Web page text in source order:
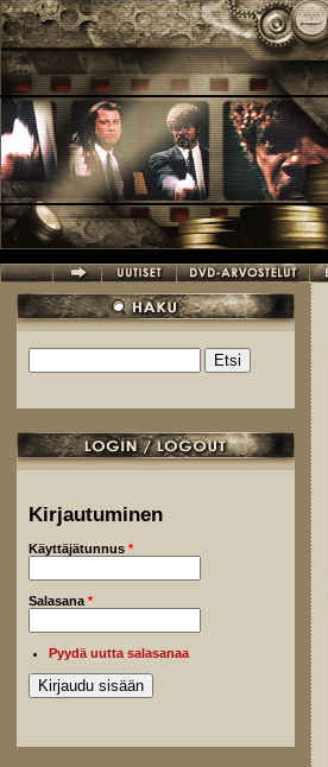
Hyppää pääsisältöön
Hakulomake
Kirjautuminen
Käyttäjätunnus *
Salasana *
Pyydä uutta salasanaa